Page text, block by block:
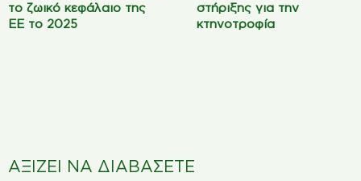
το ζωικό κεφάλαιο της
ΕΕ το 2025
στήριξης για την
κτηνοτροφία
ΑΞΙΖΕΙ ΝΑ ΔΙΑΒΑΣΕΤΕ